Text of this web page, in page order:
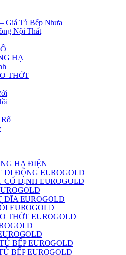
Giá Tủ Bếp Nhựa
Nội Thất
HẠ
THỚT
Rổ
HẠ ĐIỆN
DI ĐỘNG EUROGOLD
CỐ ĐỊNH EUROGOLD
ĐĨA EUROGOLD
EUROGOLD
THỚT EUROGOLD
BẾP EUROGOLD
BẾP EUROGOLD